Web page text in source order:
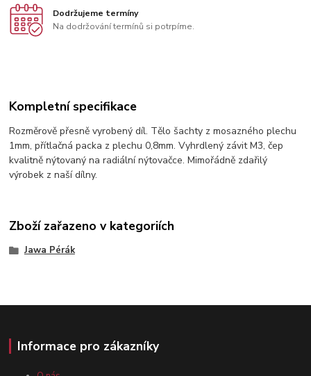
Dodržujeme termíny
Na dodržování termínů si potrpíme.
Kompletní specifikace
Rozměrově přesně vyrobený díl. Tělo šachty z mosazného plechu
1mm, přítlačná packa z plechu 0,8mm. Vyhrdlený závit M3, čep
kvalitně nýtovaný na radiální nýtovačce. Mimořádně zdařilý
výrobek z naší dílny.
Zboží zařazeno v kategoriích
Jawa Pérák
Informace pro zákazníky